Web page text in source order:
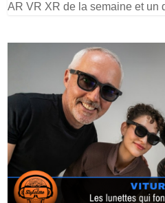
AR VR XR de la semaine et un